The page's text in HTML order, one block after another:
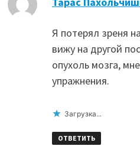
Я потерял зреня
вижу на другой
опухоль мозга,
упражнения.
Загрузка...
ОТВЕТИТЬ